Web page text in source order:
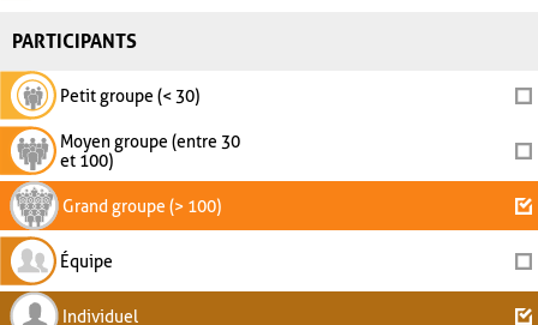
PARTICIPANTS
Petit groupe (< 30)
Moyen groupe (entre 30
et 100)
Grand groupe (> 100)
Équipe
Individuel